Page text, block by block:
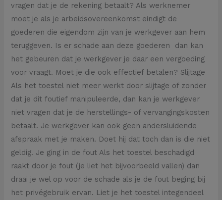
vragen dat je de rekening betaalt? Als werknemer
moet je als je arbeidsovereenkomst eindigt de
goederen die eigendom zijn van je werkgever aan hem
teruggeven. Is er schade aan deze goederen dan kan
het gebeuren dat je werkgever je daar een vergoeding
voor vraagt. Moet je die ook effectief betalen? Slijtage
Als het toestel niet meer werkt door slijtage of zonder
dat je dit foutief manipuleerde, dan kan je werkgever
niet vragen dat je de herstellings- of vervangingskosten
betaalt. Je werkgever kan ook geen andersluidende
afspraak met je maken. Doet hij dat toch dan is die niet
geldig. Je ging in de fout Als het toestel beschadigd
raakt door je fout (je liet het bijvoorbeeld vallen) dan
draai je wel op voor de schade als je de fout beging bij
het privégebruik ervan. Liet je het toestel integendeel